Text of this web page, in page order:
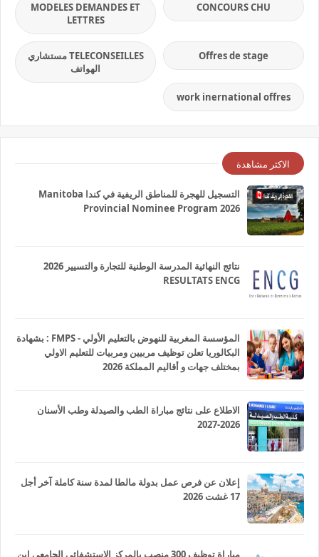
CONCOURS CHU
MODELES DEMANDES ET
LETTRES
Offres de stage
TELECONSEILLES مستشاري
الهواتف
work inernational offres
الاكثر مشاهدة
التسجيل للهجرة للمناطق الريفية في كندا Manitoba
Provincial Nominee Program 2026
نتائج النهائية المدرسة الوطنية للتجارة والتسيير 2026
RESULTATS ENCG
المؤسسة المغربية للنهوض بالتعليم الأولي - FMPS : بشهادة
البكالوريا تعلن توظيف مربيين ومربيات للتعليم الاولي
بمختلف جهات و أقاليم المملكة 2026
الاطلاع على نتائج مباراة الطب والصيدلة وطب الأسنان
2026-2027
إعلان عن فرص عمل بدولة مالطا لمدة سنة كاملة آخر أجل
17 غشت 2026
مباراة توظيف 300 منصب بالمركز الاستشفائي الجامعي ابن